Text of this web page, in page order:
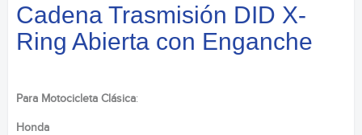
Cadena Trasmisión DID X-
Ring Abierta con Enganche
Para Motocicleta Clásica:
Honda